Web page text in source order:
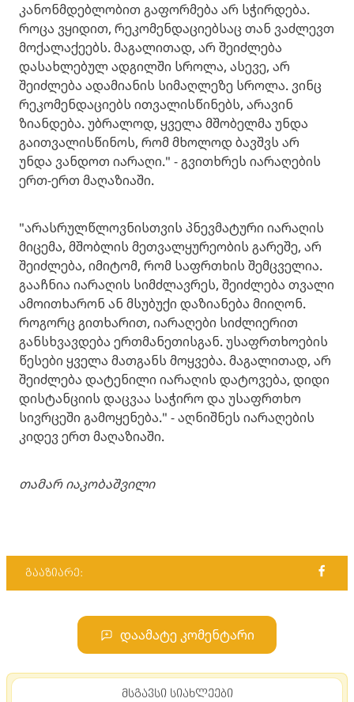
კანონმდებლობით გაფორმება არ სჭირდება.
როცა ვყიდით, რეკომენდაციებსაც თან ვაძლევთ
მოქალაქეებს. მაგალითად, არ შეიძლება
დასახლებულ ადგილში სროლა, ასევე, არ
შეიძლება ადამიანის სიმაღლეზე სროლა. ვინც
რეკომენდაციებს ითვალისწინებს, არავინ
ზიანდება. უბრალოდ, ყველა მშობელმა უნდა
გაითვალისწინოს, რომ მხოლოდ ბავშვს არ
უნდა ვანდოთ იარაღი." - გვითხრეს იარაღების
ერთ-ერთ მაღაზიაში.
"არასრულწლოვნისთვის პნევმატური იარაღის
მიცემა, მშობლის მეთვალყურეობის გარეშე, არ
შეიძლება, იმიტომ, რომ საფრთხის შემცველია.
გააჩნია იარაღის სიმძლავრეს, შეიძლება თვალი
ამოითხარონ ან მსუბუქი დაზიანება მიიღონ.
როგორც გითხარით, იარაღები სიძლიერით
განსხვავდება ერთმანეთისგან. უსაფრთხოების
წესები ყველა მათგანს მოყვება. მაგალითად, არ
შეიძლება დატენილი იარაღის დატოვება, დიდი
დისტანციის დაცვაა საჭირო და უსაფრთხო
სივრცეში გამოყენება." - აღნიშნეს იარაღების
კიდევ ერთ მაღაზიაში.
თამარ იაკობაშვილი
გააზიარე:
დაამატე კომენტარი
მსგავსი სიახლეები